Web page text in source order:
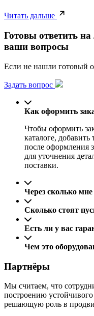
Читать дальше
Готовы ответить
ваши вопросы
Если не нашли готовый
Задать вопрос
Как оформить
Чтобы оформить
каталоге, добавить
после оформления
для уточнения
поставки.
Через сколько
Сколько стоят
Есть ли у вас
Чем это
Партнёры
Мы считаем, что
построению
решающую роль в